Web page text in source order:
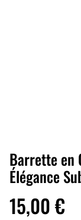
Barrette en
Élégance
15,00 €